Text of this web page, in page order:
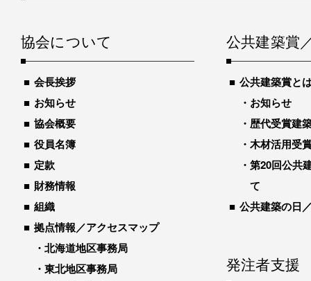
協会について
会長挨拶
お知らせ
協会概要
役員名簿
定款
財務情報
組織
拠点情報／アクセスマップ
北海道地区事務局
東北地区事務局
公共建築賞
公共建築賞と
お知らせ
歴代受賞建
木材活用受
第20回公共
て
公共建築の日
発注者支援